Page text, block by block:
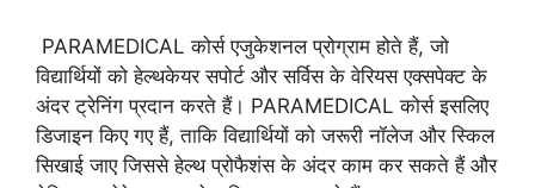
PARAMEDICAL कोर्स एजुकेशनल प्रोग्राम होते हैं, जो
विद्यार्थियों को हेल्थकेयर सपोर्ट और सर्विस के वेरियस एक्सपेक्ट के
अंदर ट्रेनिंग प्रदान करते हैं। PARAMEDICAL कोर्स इसलिए
डिजाइन किए गए हैं, ताकि विद्यार्थियों को जरूरी नॉलेज और स्किल
सिखाई जाए जिससे हेल्थ प्रोफैशंस के अंदर काम कर सकते हैं और